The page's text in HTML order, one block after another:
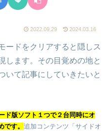
2022.09.29 2024.03.16
ードをクリアすると隠しス
します。その目覚めの地と
いて記事にしていきたいと
ド版ソフト１つで２台同時にオ
す。 追加コンテンツ「サイドオ